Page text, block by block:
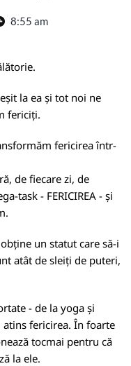
8:55 am
la ea și tot noi ne
fericiți.
fericirea într-
de fiecare zi, de
task - FERICIREA - și
un statut care să-i
atât de sleiți de puteri,
- de la yoga și
atins fericirea. În foarte
tocmai pentru că
la ele.